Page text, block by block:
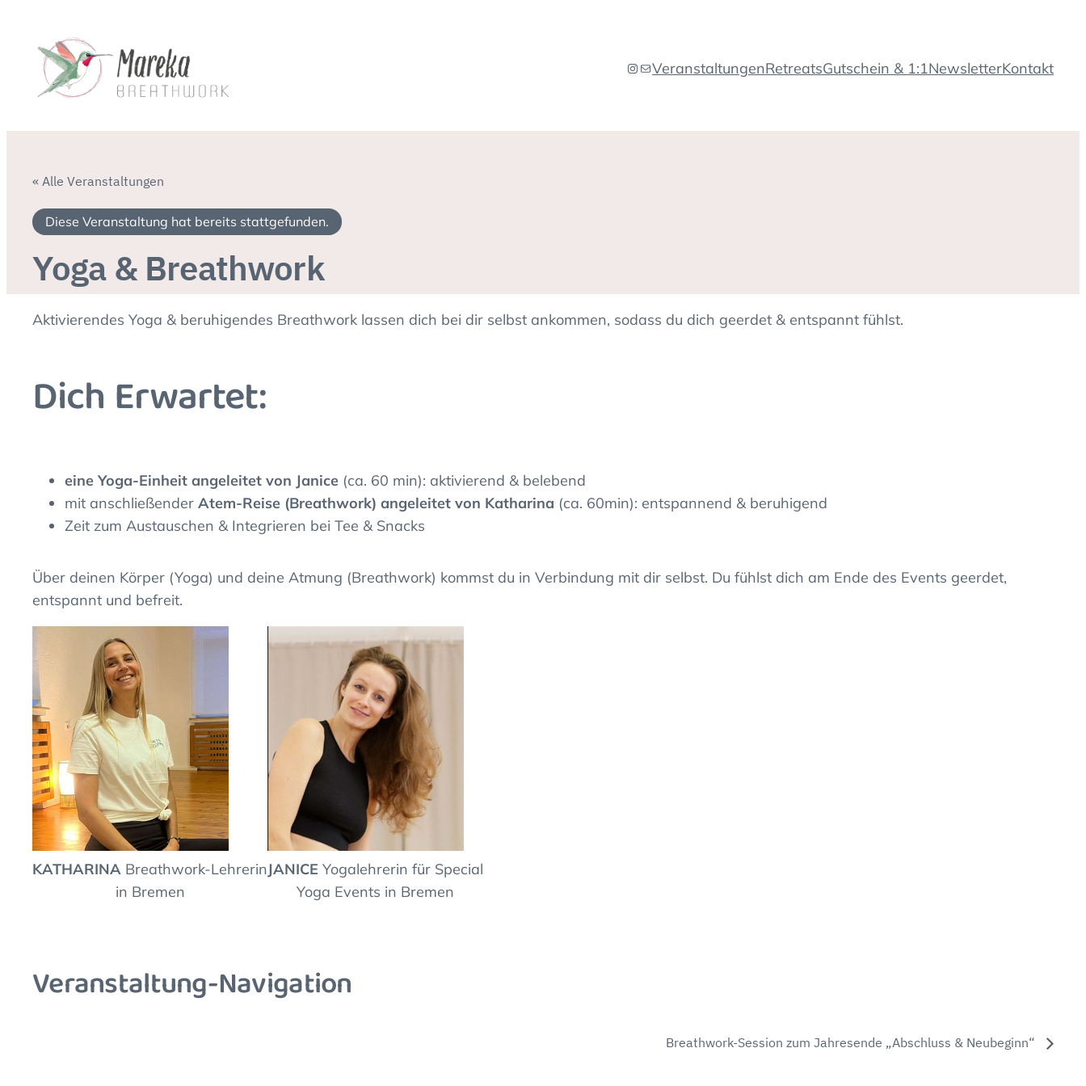
Instagram
E-MailVeranstaltungenRetreatsGutschein & 1:1NewsletterKontakt
« Alle Veranstaltungen
Diese Veranstaltung hat bereits stattgefunden.
Yoga & Breathwork
Aktivierendes Yoga & beruhigendes Breathwork lassen dich bei dir selbst ankommen, sodass du dich geerdet & entspannt fühlst.
Dich Erwartet:
eine Yoga-Einheit angeleitet von Janice (ca. 60 min): aktivierend & belebend
mit anschließender Atem-Reise (Breathwork) angeleitet von Katharina (ca. 60min): entspannend & beruhigend
Zeit zum Austauschen & Integrieren bei Tee & Snacks
Über deinen Körper (Yoga) und deine Atmung (Breathwork) kommst du in Verbindung mit dir selbst. Du fühlst dich am Ende des Events geerdet,
entspannt und befreit.
KATHARINA Breathwork-Lehrerin
in Bremen
JANICE Yogalehrerin für Special
Yoga Events in Bremen
Veranstaltung-Navigation
Breathwork-Session zum Jahresende „Abschluss & Neubeginn“